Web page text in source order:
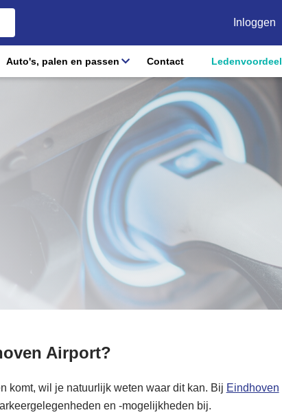
Inloggen
Auto's, palen en passen Contact Ledenvoordeel
Airport?
komt, wil je natuurlijk weten waar dit kan. Bij Eindhoven
en -mogelijkheden bij.